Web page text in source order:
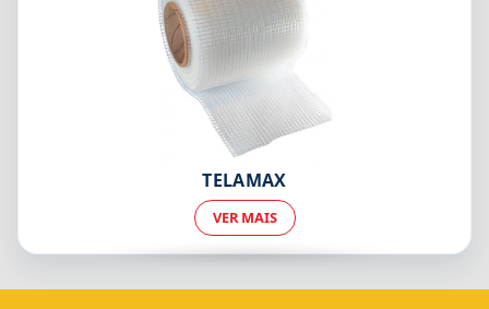
TELAMAX
VER MAIS